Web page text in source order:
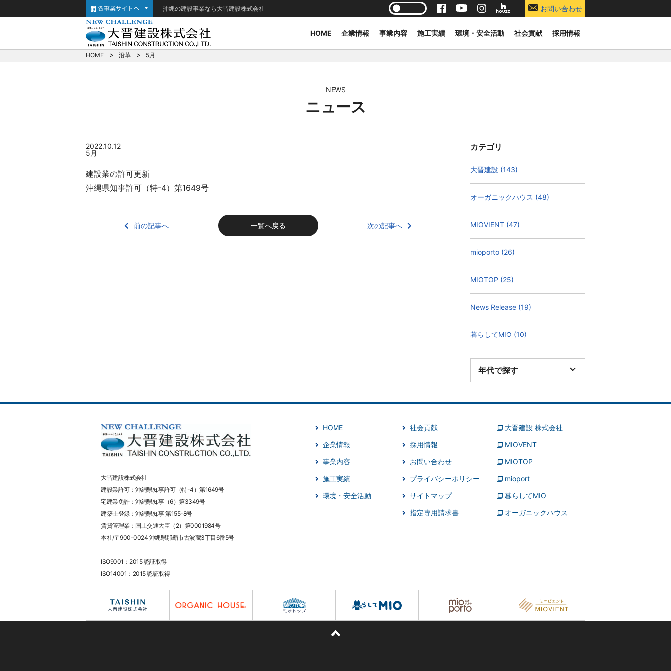
沖縄の建設事業なら大晋建設株式会社 お問い合わせ
HOME 企業情報 事業内容 施工実績 環境・安全活動 社会貢献 採用情報
HOME 沿革 5月
NEWS
ニュース
2022.10.12
5月
建設業の許可更新
沖縄県知事許可（特-4）第1649号
前の記事へ 一覧へ戻る 次の記事へ
カテゴリ
大晋建設 (143)
オーガニックハウス (48)
MIOVIENT (47)
mioporto (26)
MIOTOP (25)
News Release (19)
暮らしてMIO (10)
年代で探す
大晋建設株式会社
建設業許可：沖縄県知事許可（特-4）第1649号
宅建業免許：沖縄県知事（6）第3349号
建築士登録：沖縄県知事 第155-8号
賃貸管理業：国土交通大臣（2）第0001984号
本社/〒900-0024 沖縄県那覇市古波蔵3丁目6番5号
ISO9001：2015 認証取得
ISO14001：2015 認証取得
HOME
企業情報
事業内容
施工実績
環境・安全活動
社会貢献
採用情報
お問い合わせ
プライバシーポリシー
サイトマップ
指定専用請求書
大晋建設 株式会社
MIOVENT
MIOTOP
mioport
暮らしてMIO
オーガニックハウス